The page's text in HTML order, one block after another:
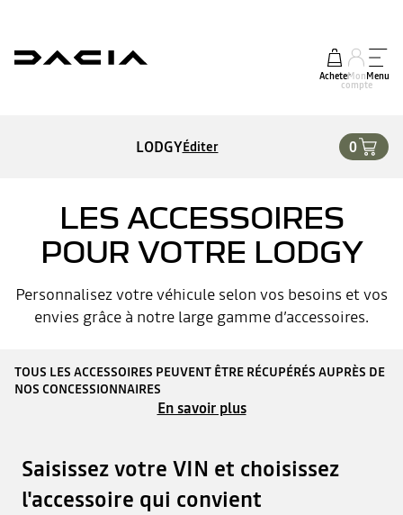
AcheterMon
compte
Menu
LODGYÉditer 0
LES ACCESSOIRES
POUR VOTRE LODGY
Personnalisez votre véhicule selon vos besoins et vos
envies grâce à notre large gamme d’accessoires.
TOUS LES ACCESSOIRES PEUVENT ÊTRE RÉCUPÉRÉS AUPRÈS DE
NOS CONCESSIONNAIRES
En savoir plus
Saisissez votre VIN et choisissez
l'accessoire qui convient